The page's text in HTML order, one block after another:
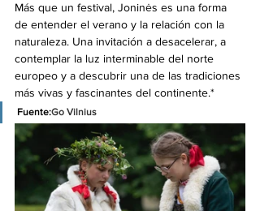
Más que un festival, Joninės es una forma
de entender el verano y la relación con la
naturaleza. Una invitación a desacelerar, a
contemplar la luz interminable del norte
europeo y a descubrir una de las tradiciones
más vivas y fascinantes del continente.*
Fuente:Go Vilnius